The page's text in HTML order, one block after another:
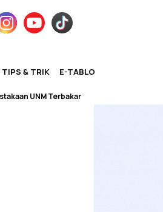
TIPS & TRIK E-TABLOID
UNM Terbakar